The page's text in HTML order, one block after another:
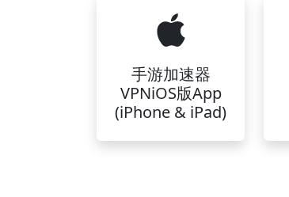
手游加速器
VPNiOS版App
(iPhone & iPad)